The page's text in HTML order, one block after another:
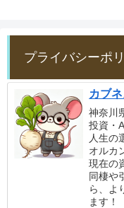
プライバシーポ
カブネ
神奈川
投資・
人生の
オルカ
現在の
同棲や
ら、よ
ます！